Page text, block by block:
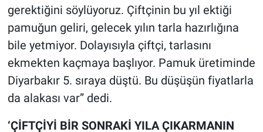
gerektiğini söylüyoruz. Çiftçinin bu yıl ektiği
pamuğun geliri, gelecek yılın tarla hazırlığına
bile yetmiyor. Dolayısıyla çiftçi, tarlasını
ekmekten kaçmaya başlıyor. Pamuk üretiminde
Diyarbakır 5. sıraya düştü. Bu düşüşün fiyatlarla
da alakası var” dedi.
‘ÇİFTÇİYİ BİR SONRAKİ YILA ÇIKARMANIN